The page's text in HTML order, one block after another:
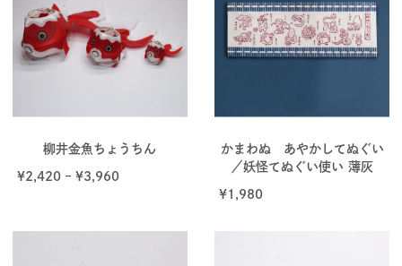
柳井金魚ちょうちん
¥2,420– ¥3,960
かまわぬ あやかしてぬぐい
／妖怪てぬぐい使い 薄灰
¥1,980